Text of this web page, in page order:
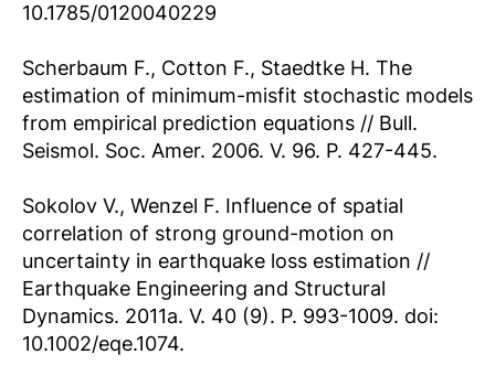
10.1785/0120040229
Scherbaum F., Cotton F., Staedtke H. The
estimation of minimum-misfit stochastic models
from empirical prediction equations // Bull.
Seismol. Soc. Amer. 2006. V. 96. P. 427-445.
Sokolov V., Wenzel F. Influence of spatial
correlation of strong ground-motion on
uncertainty in earthquake loss estimation //
Earthquake Engineering and Structural
Dynamics. 2011a. V. 40 (9). P. 993-1009. doi:
10.1002/eqe.1074.